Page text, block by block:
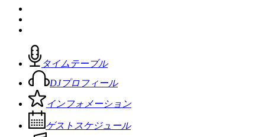
タイムテーブル
DJプロフィール
インフォメーション
ゲストスケジュール